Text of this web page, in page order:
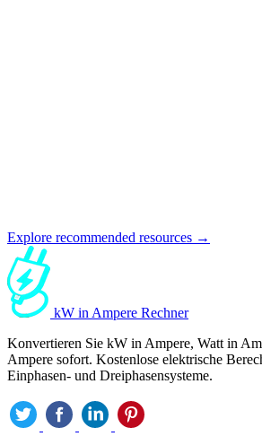
Explore recommended resources →
kW in Ampere Rechner
Konvertieren Sie kW in Ampere, Watt in
Ampere sofort. Kostenlose elektrische
Einphasen- und Dreiphasensysteme.